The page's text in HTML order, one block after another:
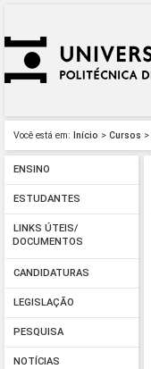
Você está em: Início > Cursos >
ENSINO
ESTUDANTES
LINKS ÚTEIS/
DOCUMENTOS
CANDIDATURAS
LEGISLAÇÃO
PESQUISA
NOTÍCIAS